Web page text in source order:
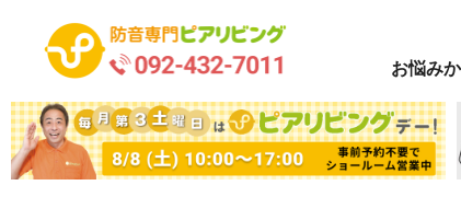
お悩み